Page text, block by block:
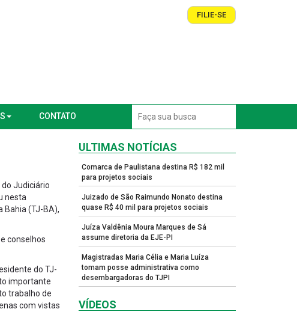
FILIE-SE
CONTATO
Judiciário
nesta
Bahia (TJ-BA),
conselhos
do TJ-
importante
trabalho de
com vistas
ULTIMAS NOTÍCIAS
Comarca de Paulistana destina R$ 182 mil
para projetos sociais
Juizado de São Raimundo Nonato destina
quase R$ 40 mil para projetos sociais
Juíza Valdênia Moura Marques de Sá
assume diretoria da EJE-PI
Magistradas Maria Célia e Maria Luíza
tomam posse administrativa como
desembargadoras do TJPI
VÍDEOS